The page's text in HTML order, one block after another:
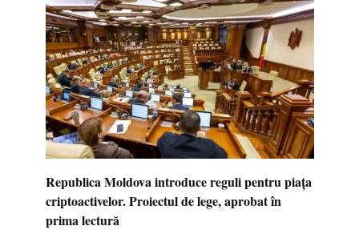
Republica Moldova introduce reguli pentru piața
criptoactivelor. Proiectul de lege, aprobat în
prima lectură